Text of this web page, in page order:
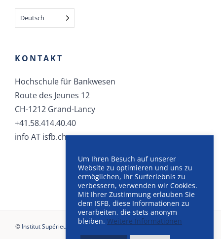
Deutsch
KONTAKT
Hochschule für Bankwesen
Route des Jeunes 12
CH-1212 Grand-Lancy
+41.58.414.40.40
info AT isfb.ch
© Institut Supérieur de Formation Bancaire, 2025 |AGB–Allgemeine
Um Ihren Besuch auf unserer
Website zu optimieren und uns zu
ermöglichen, Ihr Surferlebnis zu
verbessern, verwenden wir Cookies.
Mit Ihrer Zustimmung erlauben Sie
dem ISFB, diese Informationen zu
verarbeiten, die stets anonym
bleiben. Weitere Informationen